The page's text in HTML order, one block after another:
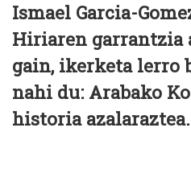
Ismael Garcia-
Hiriaren garrantzia
gain, ikerketa lerro
nahi du: Arabako
historia azalaraztea.